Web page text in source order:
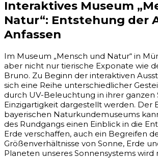
Interaktives Museum
Natur“: Entstehung der
Anfassen
Im Museum „Mensch und Natur“ in
aber nicht nur tierische Exponate wie
Bruno. Zu Beginn der interaktiven
sich eine Reihe unterschiedlicher
durch UV-Beleuchtung in ihrer ganzen
Einzigartigkeit dargestellt werden. Der
bayerischen Naturkundemuseums
des Rundgangs einen Einblick in die
Erde verschaffen, auch ein Begreifen
Größenverhältnisse von Sonne, Erde
Planeten unseres Sonnensystems wird